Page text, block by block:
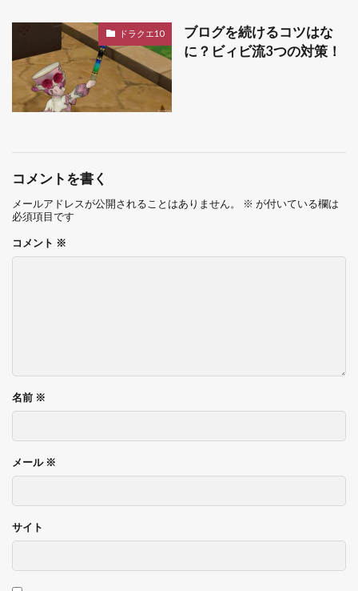
ドラクエ10
ブログを続けるコツはな
に？ビィビ流3つの対策！
コメントを書く
メールアドレスが公開されることはありません。 ※ が付いている欄は
必須項目です
コメント ※
名前 ※
メール ※
サイト